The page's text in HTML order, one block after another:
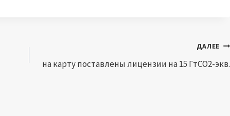
ДАЛЕЕ
на карту поставлены лицензии на 15 ГтCO2-экв.